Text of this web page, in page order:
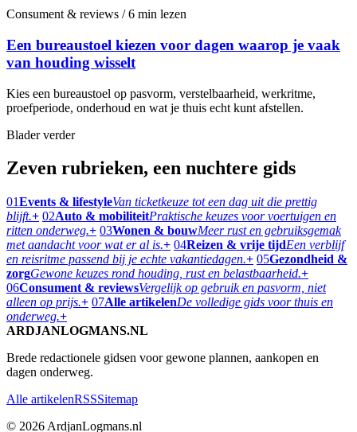
Consument & reviews / 6 min lezen
Een bureaustoel kiezen voor dagen waarop je vaak
van houding wisselt
Kies een bureaustoel op pasvorm, verstelbaarheid, werkritme,
proefperiode, onderhoud en wat je thuis echt kunt afstellen.
Blader verder
Zeven rubrieken, een nuchtere gids
01Events & lifestyleVan ticketkeuze tot een dag uit die prettig
blijft.+ 02Auto & mobiliteitPraktische keuzes voor voertuigen en
ritten onderweg.+ 03Wonen & bouwMeer rust en gebruiksgemak
met aandacht voor wat er al is.+ 04Reizen & vrije tijdEen verblijf
en reisritme passend bij je echte vakantiedagen.+ 05Gezondheid &
zorgGewone keuzes rond houding, rust en belastbaarheid.+
06Consument & reviewsVergelijk op gebruik en pasvorm, niet
alleen op prijs.+ 07Alle artikelenDe volledige gids voor thuis en
onderweg.+
ARDJANLOGMANS.NL
Brede redactionele gidsen voor gewone plannen, aankopen en
dagen onderweg.
Alle artikelenRSSSitemap
© 2026 ArdjanLogmans.nl